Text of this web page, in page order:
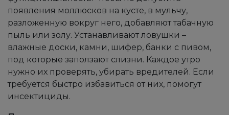
появления моллюсков на кусте, в мульчу,
разложенную вокруг него, добавляют табачную
пыль или золу. Устанавливают ловушки –
влажные доски, камни, шифер, банки с пивом,
под которые заползают слизни. Каждое утро
нужно их проверять, убирать вредителей. Если
требуется быстро избавиться от них, помогут
инсектициды.